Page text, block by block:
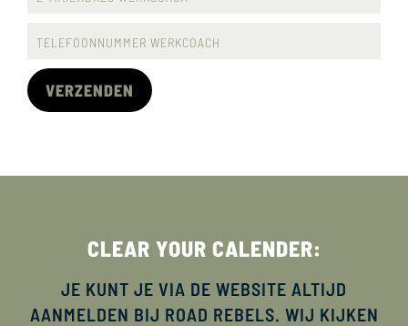
VERZENDEN
CLEAR YOUR CALENDER:
JE KUNT JE VIA DE WEBSITE ALTIJD
AANMELDEN BIJ ROAD REBELS. WIJ KIJKEN